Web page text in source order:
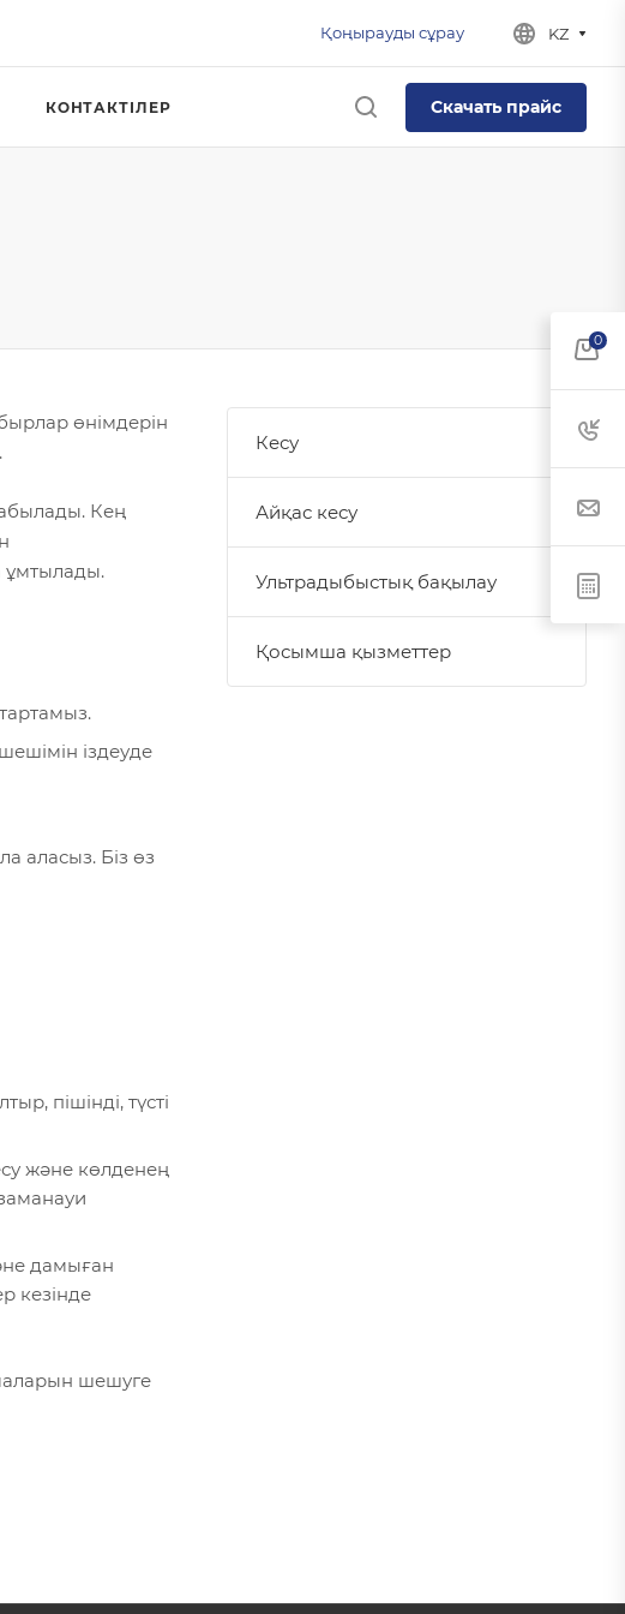
Қоңырауды сұрау KZ
КОНТАКТІЛЕР Скачать прайс
өнімдерін
Кең
ұмтылады.
іздеуде
аласыз. Біз өз
пішінді, түсті
және көлденең
дамыған
кезінде
шешуге
Кесу
Айқас кесу
Ультрадыбыстық бақылау
Қосымша қызметтер
0